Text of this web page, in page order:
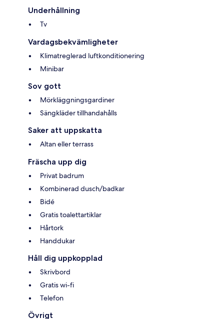
Underhållning
Tv
Vardagsbekvämligheter
Klimatreglerad luftkonditionering
Minibar
Sov gott
Mörkläggningsgardiner
Sängkläder tillhandahålls
Saker att uppskatta
Altan eller terrass
Fräscha upp dig
Privat badrum
Kombinerad dusch/badkar
Bidé
Gratis toalettartiklar
Hårtork
Handdukar
Håll dig uppkopplad
Skrivbord
Gratis wi-fi
Telefon
Övrigt